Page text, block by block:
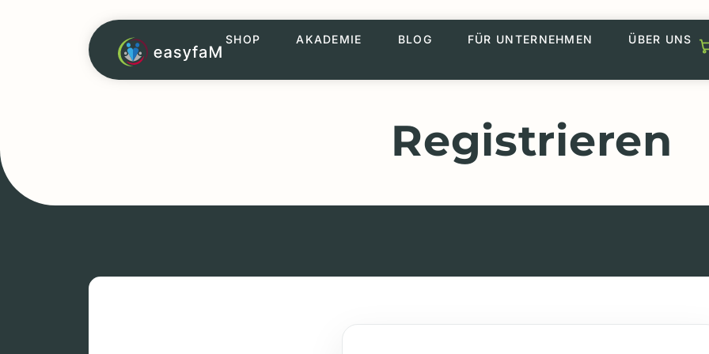
SHOP AKADEMIE BLOG FÜR UNTERNEHMEN ÜBER UNS
Registrieren